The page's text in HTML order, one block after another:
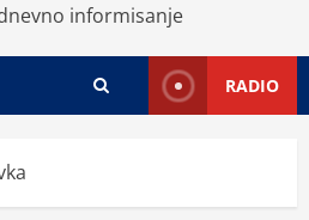
informisanje
RADIO